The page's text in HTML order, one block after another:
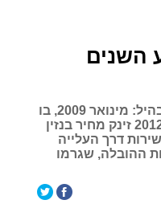
60% בארבע השנים
הלשכה המרכזית לסטטיסטיקה פירסמה נתון מבהיל: מינואר 2009, בו
היו מחירי הדלקים למכוניות בשפל, ועד דצמבר 2012 זינק מחיר בנזין
ישירות דרך העלייה
ההובלה, שגרמו